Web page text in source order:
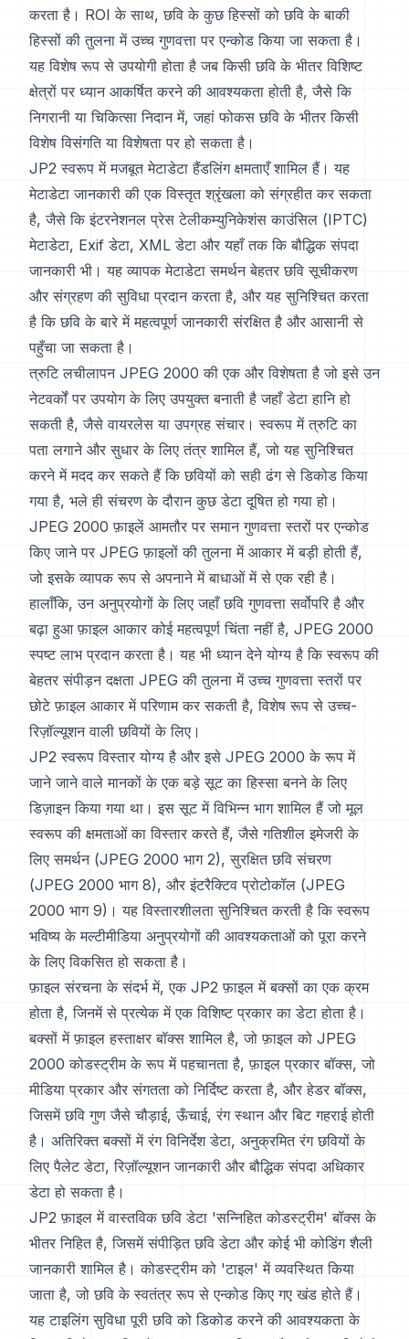
करता है। ROI के साथ, छवि के कुछ हिस्सों को छवि के बाकी
हिस्सों की तुलना में उच्च गुणवत्ता पर एन्कोड किया जा सकता है।
यह विशेष रूप से उपयोगी होता है जब किसी छवि के भीतर विशिष्ट
क्षेत्रों पर ध्यान आकर्षित करने की आवश्यकता होती है, जैसे कि
निगरानी या चिकित्सा निदान में, जहां फोकस छवि के भीतर किसी
विशेष विसंगति या विशेषता पर हो सकता है।
JP2 स्वरूप में मजबूत मेटाडेटा हैंडलिंग क्षमताएँ शामिल हैं। यह
मेटाडेटा जानकारी की एक विस्तृत श्रृंखला को संग्रहीत कर सकता
है, जैसे कि इंटरनेशनल प्रेस टेलीकम्युनिकेशंस काउंसिल (IPTC)
मेटाडेटा, Exif डेटा, XML डेटा और यहाँ तक कि बौद्धिक संपदा
जानकारी भी। यह व्यापक मेटाडेटा समर्थन बेहतर छवि सूचीकरण
और संग्रहण की सुविधा प्रदान करता है, और यह सुनिश्चित करता
है कि छवि के बारे में महत्वपूर्ण जानकारी संरक्षित है और आसानी से
पहुँचा जा सकता है।
त्रुटि लचीलापन JPEG 2000 की एक और विशेषता है जो इसे उन
नेटवर्कों पर उपयोग के लिए उपयुक्त बनाती है जहाँ डेटा हानि हो
सकती है, जैसे वायरलेस या उपग्रह संचार। स्वरूप में त्रुटि का
पता लगाने और सुधार के लिए तंत्र शामिल हैं, जो यह सुनिश्चित
करने में मदद कर सकते हैं कि छवियों को सही ढंग से डिकोड किया
गया है, भले ही संचरण के दौरान कुछ डेटा दूषित हो गया हो।
JPEG 2000 फ़ाइलें आमतौर पर समान गुणवत्ता स्तरों पर एन्कोड
किए जाने पर JPEG फ़ाइलों की तुलना में आकार में बड़ी होती हैं,
जो इसके व्यापक रूप से अपनाने में बाधाओं में से एक रही है।
हालाँकि, उन अनुप्रयोगों के लिए जहाँ छवि गुणवत्ता सर्वोपरि है और
बढ़ा हुआ फ़ाइल आकार कोई महत्वपूर्ण चिंता नहीं है, JPEG 2000
स्पष्ट लाभ प्रदान करता है। यह भी ध्यान देने योग्य है कि स्वरूप की
बेहतर संपीड़न दक्षता JPEG की तुलना में उच्च गुणवत्ता स्तरों पर
छोटे फ़ाइल आकार में परिणाम कर सकती है, विशेष रूप से उच्च-
रिज़ॉल्यूशन वाली छवियों के लिए।
JP2 स्वरूप विस्तार योग्य है और इसे JPEG 2000 के रूप में
जाने जाने वाले मानकों के एक बड़े सूट का हिस्सा बनने के लिए
डिज़ाइन किया गया था। इस सूट में विभिन्न भाग शामिल हैं जो मूल
स्वरूप की क्षमताओं का विस्तार करते हैं, जैसे गतिशील इमेजरी के
लिए समर्थन (JPEG 2000 भाग 2), सुरक्षित छवि संचरण
(JPEG 2000 भाग 8), और इंटरैक्टिव प्रोटोकॉल (JPEG
2000 भाग 9)। यह विस्तारशीलता सुनिश्चित करती है कि स्वरूप
भविष्य के मल्टीमीडिया अनुप्रयोगों की आवश्यकताओं को पूरा करने
के लिए विकसित हो सकता है।
फ़ाइल संरचना के संदर्भ में, एक JP2 फ़ाइल में बक्सों का एक क्रम
होता है, जिनमें से प्रत्येक में एक विशिष्ट प्रकार का डेटा होता है।
बक्सों में फ़ाइल हस्ताक्षर बॉक्स शामिल है, जो फ़ाइल को JPEG
2000 कोडस्ट्रीम के रूप में पहचानता है, फ़ाइल प्रकार बॉक्स, जो
मीडिया प्रकार और संगतता को निर्दिष्ट करता है, और हेडर बॉक्स,
जिसमें छवि गुण जैसे चौड़ाई, ऊँचाई, रंग स्थान और बिट गहराई होती
है। अतिरिक्त बक्सों में रंग विनिर्देश डेटा, अनुक्रमित रंग छवियों के
लिए पैलेट डेटा, रिज़ॉल्यूशन जानकारी और बौद्धिक संपदा अधिकार
डेटा हो सकता है।
JP2 फ़ाइल में वास्तविक छवि डेटा 'सन्निहित कोडस्ट्रीम' बॉक्स के
भीतर निहित है, जिसमें संपीड़ित छवि डेटा और कोई भी कोडिंग शैली
जानकारी शामिल है। कोडस्ट्रीम को 'टाइल' में व्यवस्थित किया
जाता है, जो छवि के स्वतंत्र रूप से एन्कोड किए गए खंड होते हैं।
यह टाइलिंग सुविधा पूरी छवि को डिकोड करने की आवश्यकता के